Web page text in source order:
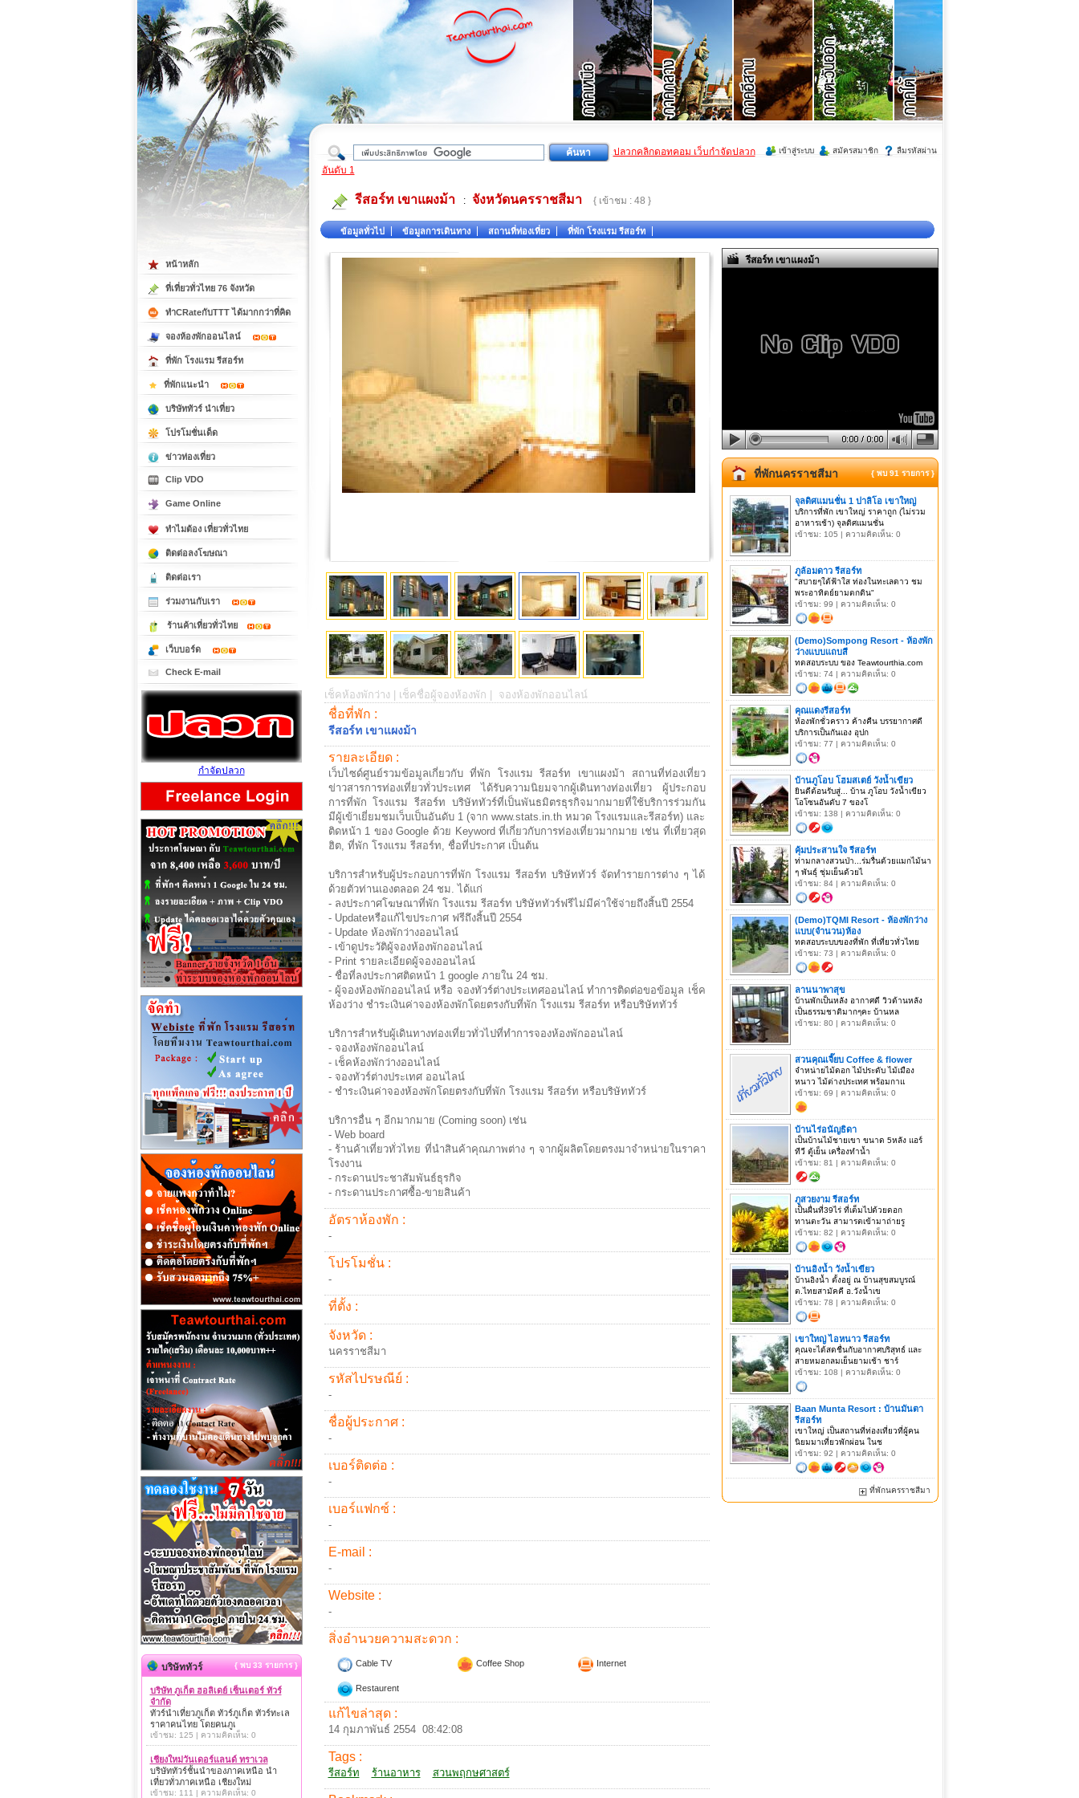
ที่เที่ยวภาคใต้
เข้าสู่ระบบ สมัครสมาชิก ลืมรหัสผ่าน
ปลวกคลิกดอทคอม เว็บกำจัดปลวก
อันดับ 1
รีสอร์ท เขาแผงม้า : จังหวัดนครราชสีมา { เข้าชม : 48 }
ข้อมูลทั่วไป ข้อมูลการเดินทาง สถานที่ท่องเที่ยว ที่พัก โรงแรม รีสอร์ท
รีสอร์ท เขาแผงม้า
ที่พักนครราชสีมา { พบ 91 รายการ }
จุลดิศแมนชั่น 1 ปาลิโอ เขาใหญ่
บริการที่พัก เขาใหญ่ ราคาถูก (ไม่รวม
อาหารเช้า) จุลดิศแมนชั่น
เข้าชม: 105 | ความคิดเห็น: 0
ภูล้อมดาว รีสอร์ท
"สบายๆใต้ฟ้าใส ท่องในทะเลดาว ชม
พระอาทิตย์ยามตกดิน"
เข้าชม: 99 | ความคิดเห็น: 0
(Demo)Sompong Resort - ห้องพัก
ว่างแบบแถบสี
ทดสอบระบบ ของ Teawtourthia.com
เข้าชม: 74 | ความคิดเห็น: 0
คุณแดงรีสอร์ท
ห้องพักชั่วคราว ค้างคืน บรรยากาศดี
บริการเป็นกันเอง อุปก
เข้าชม: 77 | ความคิดเห็น: 0
บ้านภูโอบ โฮมสเตย์ วังน้ำเขียว
ยินดีต้อนรับสู่... บ้าน ภูโอบ วังน้ำเขียว
โอโซนอันดับ 7 ของโ
เข้าชม: 138 | ความคิดเห็น: 0
คุ้มประสานใจ รีสอร์ท
ท่ามกลางสวนป่า...ร่มรื่นด้วยแมกไม้นา
ๆ พันธุ์ ชุ่มเย็นด้วยไ
เข้าชม: 84 | ความคิดเห็น: 0
(Demo)TQMI Resort - ห้องพักว่าง
แบบ(จำนวน)ห้อง
ทดสอบระบบของที่พัก ที่เที่ยวทั่วไทย
เข้าชม: 73 | ความคิดเห็น: 0
ลานนาพาสุข
บ้านพักเป็นหลัง อากาศดี วิวด้านหลัง
เป็นธรรมชาติมากๆคะ บ้านหล
เข้าชม: 80 | ความคิดเห็น: 0
สวนคุณเจี๊ยบ Coffee & flower
จำหน่ายไม้ดอก ไม้ประดับ ไม้เมือง
หนาว ไม้ต่างประเทศ พร้อมกาแ
เข้าชม: 69 | ความคิดเห็น: 0
บ้านไร่อนัญธิดา
เป็นบ้านไม้ชายเขา ขนาด 5หลัง แอร์
ทีวี ตู้เย็น เครื่องทำน้ำ
เข้าชม: 81 | ความคิดเห็น: 0
ภูสวยงาม รีสอร์ท
เป็นผื่นที่39ไร่ ที่เต็มไปด้วยดอก
ทานตะวัน สามารตเข้ามาถ่ายรู
เข้าชม: 82 | ความคิดเห็น: 0
บ้านอิงน้ำ วังน้ำเขียว
บ้านอิงน้ำ ตั้งอยู่ ณ บ้านสุขสมบูรณ์
ต.ไทยสามัคคี อ.วังน้ำเข
เข้าชม: 78 | ความคิดเห็น: 0
เขาใหญ่ ไอหนาว รีสอร์ท
คุณจะได้สดชื่นกับอากาศบริสุทธ์ และ
สายหมอกลมเย็นยามเช้า ชาร์
เข้าชม: 108 | ความคิดเห็น: 0
Baan Munta Resort : บ้านมันตา
รีสอร์ท
เขาใหญ่ เป็นสถานที่ท่องเที่ยวที่ผู้คน
นิยมมาเที่ยวพักผ่อน ในช
เข้าชม: 92 | ความคิดเห็น: 0
ที่พักนครราชสีมา
เช็คห้องพักว่าง | เช็คชื่อผู้จองห้องพัก | จองห้องพักออนไลน์
ชื่อที่พัก :
รีสอร์ท เขาแผงม้า
รายละเอียด :
เว็บไซด์ศูนย์รวมข้อมูลเกี่ยวกับ ที่พัก โรงแรม รีสอร์ท เขาแผงม้า สถานที่ท่องเที่ยว
ข่าวสารการท่องเที่ยวทั่วประเทศ ได้รับความนิยมจากผู้เดินทางท่องเที่ยว ผู้ประกอบ
การที่พัก โรงแรม รีสอร์ท บริษัททัวร์ที่เป็นพันธมิตรธุรกิจมากมายที่ใช้บริการร่วมกัน
มีผู้เข้าเยี่ยมชมเว็บเป็นอันดับ 1 (จาก www.stats.in.th หมวด โรงแรมและรีสอร์ท) และ
ติดหน้า 1 ของ Google ด้วย Keyword ที่เกี่ยวกับการท่องเที่ยวมากมาย เช่น ที่เที่ยวสุด
ฮิต, ที่พัก โรงแรม รีสอร์ท, ชื่อที่ประกาศ เป็นต้น
บริการสำหรับผู้ประกอบการที่พัก โรงแรม รีสอร์ท บริษัททัวร์ จัดทำรายการต่าง ๆ ได้
ด้วยตัวท่านเองตลอด 24 ชม. ได้แก่
- ลงประกาศโฆษณาที่พัก โรงแรม รีสอร์ท บริษัททัวร์ฟรีไม่มีค่าใช้จ่ายถึงสิ้นปี 2554
- Updateหรือแก้ไขประกาศ ฟรีถึงสิ้นปี 2554
- Update ห้องพักว่างออนไลน์
- เข้าดูประวัติผู้จองห้องพักออนไลน์
- Print รายละเอียดผู้จองออนไลน์
- ชื่อที่ลงประกาศติดหน้า 1 google ภายใน 24 ชม.
- ผู้จองห้องพักออนไลน์ หรือ จองทัวร์ต่างประเทศออนไลน์ ทำการติดต่อขอข้อมูล เช็ค
ห้องว่าง ชำระเงินค่าจองห้องพักโดยตรงกับที่พัก โรงแรม รีสอร์ท หรือบริษัททัวร์
บริการสำหรับผู้เดินทางท่องเที่ยวทั่วไปที่ทำการจองห้องพักออนไลน์
- จองห้องพักออนไลน์
- เช็คห้องพักว่างออนไลน์
- จองทัวร์ต่างประเทศ ออนไลน์
- ชำระเงินค่าจองห้องพักโดยตรงกับที่พัก โรงแรม รีสอร์ท หรือบริษัททัวร์
บริการอื่น ๆ อีกมากมาย (Coming soon) เช่น
- Web board
- ร้านค้าเที่ยวทั่วไทย ที่นำสินค้าคุณภาพต่าง ๆ จากผู้ผลิตโดยตรงมาจำหน่ายในราคา
โรงงาน
- กระดานประชาสัมพันธ์ธุรกิจ
- กระดานประกาศซื้อ-ขายสินค้า
อัตราห้องพัก :
-
โปรโมชั่น :
-
ที่ตั้ง :
จังหวัด :
นครราชสีมา
รหัสไปรษณีย์ :
-
ชื่อผู้ประกาศ :
-
เบอร์ติดต่อ :
-
เบอร์แฟกซ์ :
-
E-mail :
-
Website :
-
สิ่งอำนวยความสะดวก :
Cable TV Coffee Shop Internet
Restaurent
แก้ไขล่าสุด :
14 กุมภาพันธ์ 2554 08:42:08
Tags :
รีสอร์ท ร้านอาหาร สวนพฤกษศาสตร์
หน้าหลัก
ที่เที่ยวทั่วไทย 76 จังหวัด
ทำCRateกับTTT ได้มากกว่าที่คิด
จองห้องพักออนไลน์
ที่พัก โรงแรม รีสอร์ท
ที่พักแนะนำ
บริษัททัวร์ นำเที่ยว
โปรโมชั่นเด็ด
ข่าวท่องเที่ยว
Clip VDO
Game Online
ทำไมต้อง เที่ยวทั่วไทย
ติดต่อลงโฆษณา
ติดต่อเรา
ร่วมงานกับเรา
ร้านค้าเที่ยวทั่วไทย
เว็บบอร์ด
Check E-mail
กำจัดปลวก
บริษัททัวร์ { พบ 33 รายการ }
บริษัท ภูเก็ต ฮอลิเดย์ เซ็นเตอร์ ทัวร์
จำกัด
ทัวร์นำเที่ยวภูเก็ต ทัวร์ภูเก็ต ทัวร์ทะเล
ราคาคนไทย โดยคนภูเ
เข้าชม: 125 | ความคิดเห็น: 0
เชียงใหม่วันเดอร์แลนด์ ทราเวล
บริษัททัวร์ชั้นนำของภาคเหนือ นำ
เที่ยวทั่วภาคเหนือ เชียงใหม่
เข้าชม: 111 | ความคิดเห็น: 0